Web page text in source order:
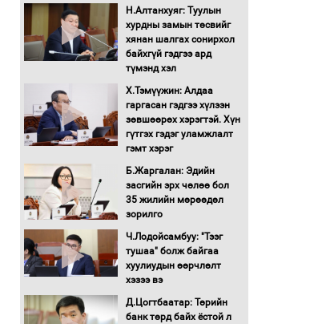
Автобензин, дизель
түлшний онцгой албан
татварыг тэглэлээ
горимд эрүүл мэндийн
салбар хамаарахгүй
Нөөцийн махны
нээлттэй ил тод болгоно
Монгол Улс “COP17”-д
төлөвлөгөө”-гөө
танилцуулна
16 төрлийн эмийг нэг эх
журмыг баталлаа
Н.Алтанхуяг: Туулын
хурдны замын төсвийг
хянан шалгах сонирхол
байхгүй гэдгээ ард
түмэнд хэл
Х.Тэмүүжин: Алдаа
гаргасан гэдгээ хүлээн
зөвшөөрөх хэрэгтэй. Хүн
гүтгэх гэдэг уламжлалт
гэмт хэрэг
Б.Жаргалан: Эдийн
засгийн эрх чөлөө бол
35 жилийн мөрөөдөл
зорилго
Ч.Лодойсамбуу: "Тээг
тушаа" болж байгаа
хуулиудын өөрчлөлт
хэзээ вэ
Д.Цогтбаатар: Төрийн
банк төрд байх ёстой л